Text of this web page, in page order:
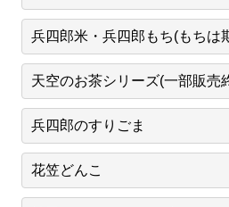
兵四郎米・兵四郎もち(もちは
天空のお茶シリーズ(一部販売
兵四郎のすりごま
花笠どんこ